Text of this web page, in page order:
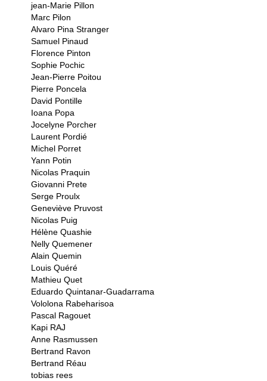
jean-Marie Pillon
Marc Pilon
Alvaro Pina Stranger
Samuel Pinaud
Florence Pinton
Sophie Pochic
Jean-Pierre Poitou
Pierre Poncela
David Pontille
Ioana Popa
Jocelyne Porcher
Laurent Pordié
Michel Porret
Yann Potin
Nicolas Praquin
Giovanni Prete
Serge Proulx
Geneviève Pruvost
Nicolas Puig
Hélène Quashie
Nelly Quemener
Alain Quemin
Louis Quéré
Mathieu Quet
Eduardo Quintanar-Guadarrama
Vololona Rabeharisoa
Pascal Ragouet
Kapi RAJ
Anne Rasmussen
Bertrand Ravon
Bertrand Réau
tobias rees